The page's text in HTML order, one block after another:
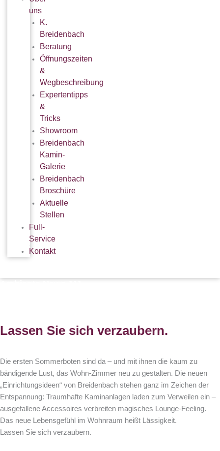
uns
K.
Breidenbach
Beratung
Öffnungszeiten
&
Wegbeschreibung
Expertentipps
&
Tricks
Showroom
Breidenbach
Kamin-
Galerie
Breidenbach
Broschüre
Aktuelle
Stellen
Full-
Service
Kontakt
Lassen Sie sich verzaubern.
Die ersten Sommerboten sind da – und mit ihnen die kaum zu
bändigende Lust, das Wohn-Zimmer neu zu gestalten. Die neuen
„Einrichtungsideen“ von Breidenbach stehen ganz im Zeichen der
Entspannung: Traumhafte Kaminanlagen laden zum Verweilen ein –
ausgefallene Accessoires verbreiten magisches Lounge-Feeling.
Das neue Lebensgefühl im Wohnraum heißt Lässigkeit.
Lassen Sie sich verzaubern.